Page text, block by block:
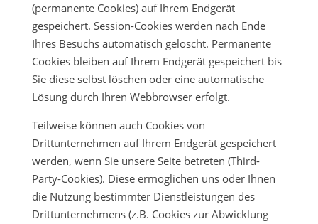
(permanente Cookies) auf Ihrem Endgerät
gespeichert. Session-Cookies werden nach Ende
Ihres Besuchs automatisch gelöscht. Permanente
Cookies bleiben auf Ihrem Endgerät gespeichert bis
Sie diese selbst löschen oder eine automatische
Lösung durch Ihren Webbrowser erfolgt.
Teilweise können auch Cookies von
Drittunternehmen auf Ihrem Endgerät gespeichert
werden, wenn Sie unsere Seite betreten (Third-
Party-Cookies). Diese ermöglichen uns oder Ihnen
die Nutzung bestimmter Dienstleistungen des
Drittunternehmens (z.B. Cookies zur Abwicklung